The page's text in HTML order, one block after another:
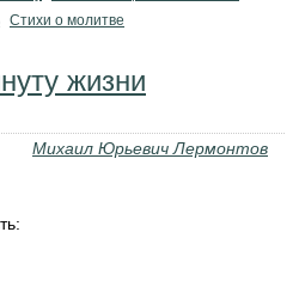
Стихи о молитве
жизни
Михаил Юрьевич Лермонтов